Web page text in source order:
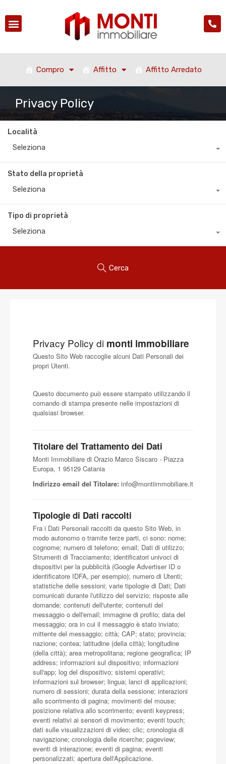
Compro Affitto Affitto Arredato
Privacy Policy
Località
Seleziona
Stato della proprietà
Seleziona
Tipo di proprietà
Seleziona
Cerca
Privacy Policy di monti immobiliare
Questo Sito Web raccoglie alcuni Dati Personali dei
propri Utenti.
Questo documento può essere stampato utilizzando il
comando di stampa presente nelle impostazioni di
qualsiasi browser.
Titolare del Trattamento dei Dati
Monti Immobiliare di Orazio Marco Siscaro - Piazza
Europa, 1 95129 Catania
Indirizzo email del Titolare: info@montiimmobiliare.it
Tipologie di Dati raccolti
Fra i Dati Personali raccolti da questo Sito Web, in
modo autonomo o tramite terze parti, ci sono: nome;
cognome; numero di telefono; email; Dati di utilizzo;
Strumenti di Tracciamento; identificatori univoci di
dispositivi per la pubblicità (Google Advertiser ID o
identificatore IDFA, per esempio); numero di Utenti;
statistiche delle sessioni; varie tipologie di Dati; Dati
comunicati durante l'utilizzo del servizio; risposte alle
domande; contenuti dell'utente; contenuti del
messaggio o dell'email; immagine di profilo; data del
messaggio; ora in cui il messaggio è stato inviato;
mittente del messaggio; città; CAP; stato; provincia;
nazione; contea; latitudine (della città); longitudine
(della città); area metropolitana; regione geografica; IP
address; informazioni sul dispositivo; informazioni
sull'app; log del dispositivo; sistemi operativi;
informazioni sul browser; lingua; lanci di applicazioni;
numero di sessioni; durata della sessione; interazioni
allo scorrimento di pagina; movimenti del mouse;
posizione relativa allo scorrimento; eventi keypress;
eventi relativi ai sensori di movimento; eventi touch;
dati sulle visualizzazioni di video; clic; cronologia di
navigazione; cronologia delle ricerche; pageview;
eventi di interazione; eventi di pagina; eventi
personalizzati; apertura dell'Applicazione.